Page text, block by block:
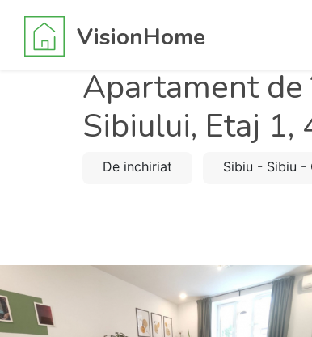
VisionHome
Apartament
Sibiului, Etaj 1,
De inchiriat Sibiu - Sibiu -